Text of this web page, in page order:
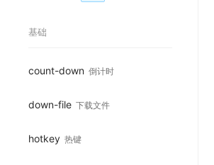
基础
count-down 倒计时
down-file 下载文件
hotkey 热键